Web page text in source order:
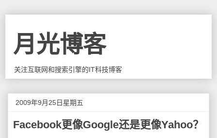
月光博客
关注互联网和搜索引擎的IT科技博客
2009年9月25日星期五
Facebook更像Google还是更像Yahoo？